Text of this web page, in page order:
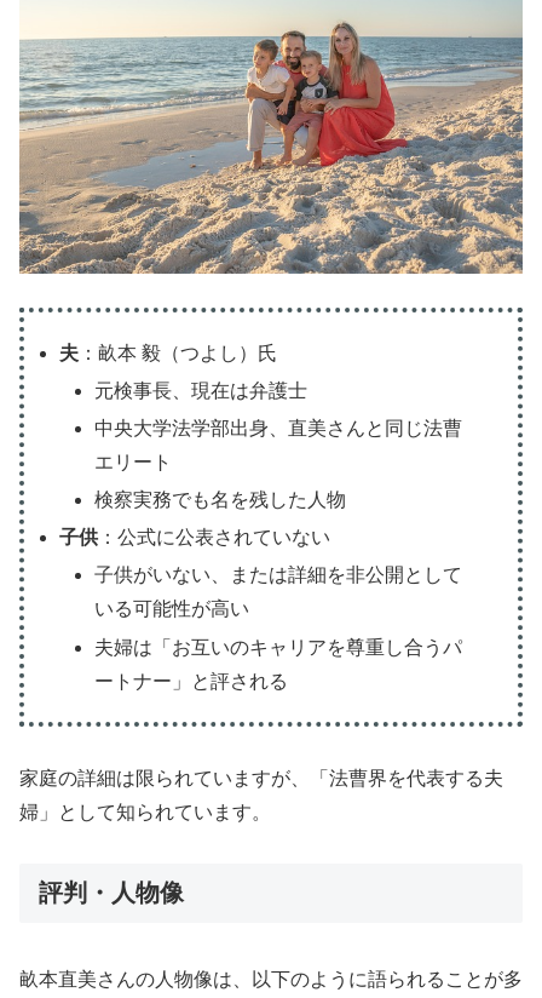
夫 ：畝本 毅（つよし）氏
元検事長、現在は弁護士
中央大学法学部出身、直美さんと同じ法曹
エリート
検察実務でも名を残した人物
子供 ：公式に公表されていない
子供がいない、または詳細を非公開として
いる可能性が高い
夫婦は「お互いのキャリアを尊重し合うパ
ートナー」と評される
家庭の詳細は限られていますが、「法曹界を代表する夫
婦」として知られています。
評判・人物像
畝本直美さんの人物像は、以下のように語られることが多